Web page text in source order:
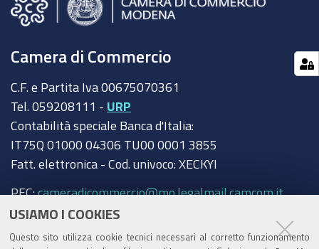
USIAMO I COOKIES
Questo sito utilizza cookie tecnici necessari al corretto funzionamento
Camera di Commercio
C.F. e Partita Iva 00675070361
Tel. 059208111 - URP
Contabilità speciale Banca d'Italia:
IT75Q 01000 04306 TU00 0001 3855
Fatt. elettronica - Cod. univoco: XECKYI
PEC:cameradicommercio@mo.legalmail.camcom.it
Trasparenza